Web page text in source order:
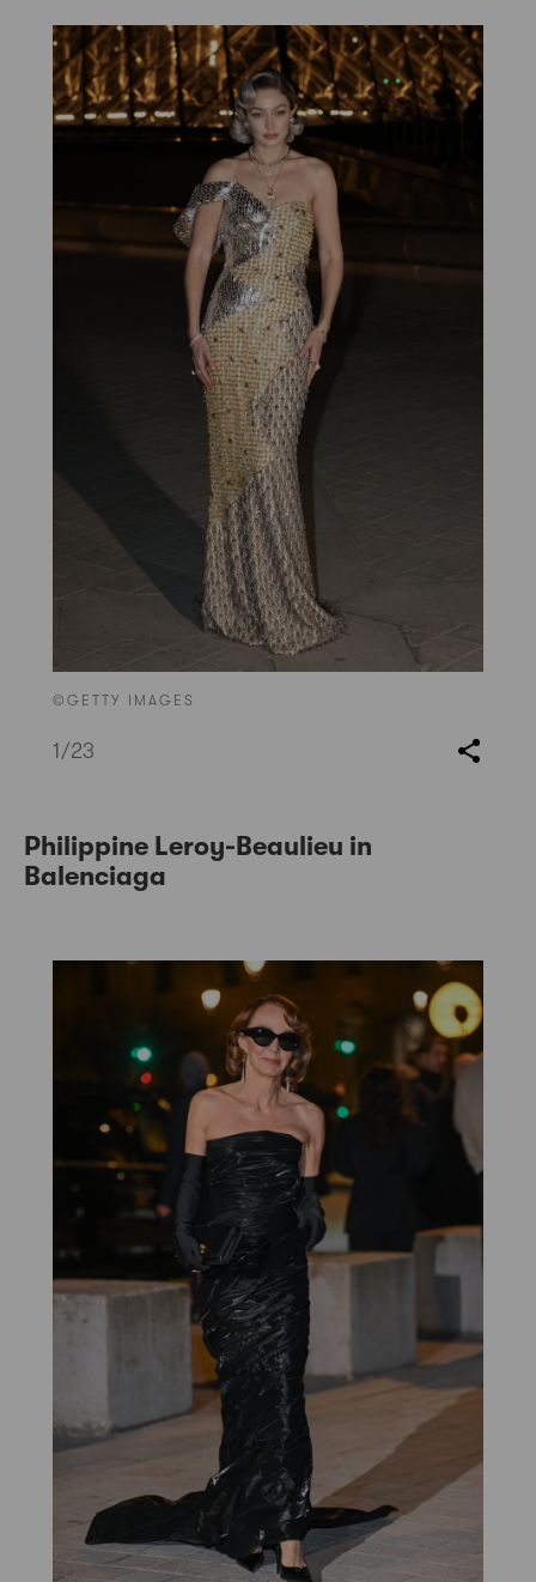
©GETTY IMAGES
1 /23
Philippine Leroy-Beaulieu in
Balenciaga